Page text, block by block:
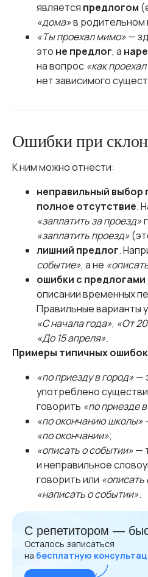
является предлогом
«дома»в
«Ты проехал мимо»—
это не предлог, а
на вопрос «как
нет зависимого
Ошибки при
К ним можно отнести:
неправильный выбор
полное отсутствие.
«заплатить за проезд»
«заплатить проезд»
лишний предлог.
событие», а не
ошибки с предлогами
описании временных
Правильные варианты
«С начала года», «От
«До 15 апреля».
Примеры типичных
«по приезду в город»—
употреблено
говорить «по приезде
«по окончанию школы»
«по окончании»;
«описать о событии»—
и неправильное
говорить или
«написать о событии».
С репетитором —
Осталось записаться
на бесплатную